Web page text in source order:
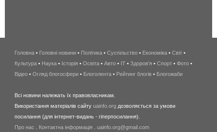
беспроводной
интернет
киев
wimax
в
Головна • Головні новини • Політика • Суспільство • Економіка • Світ •
Культура • Наука • Історія • Освіта • Авто • IT • Здоров'я • Спорт • Фото •
Відео • Огляд блогосфери • Блоголента • Рейтинг блогів • Блогожаби
Всі новини належать їх правовласникам.
Використання матеріалів сайту uainfo.org дозволяється за умови
посилання (для інтернет-видань - гіперпосилання).
Про нас
Контактна інформація uainfo.org@gmail.com